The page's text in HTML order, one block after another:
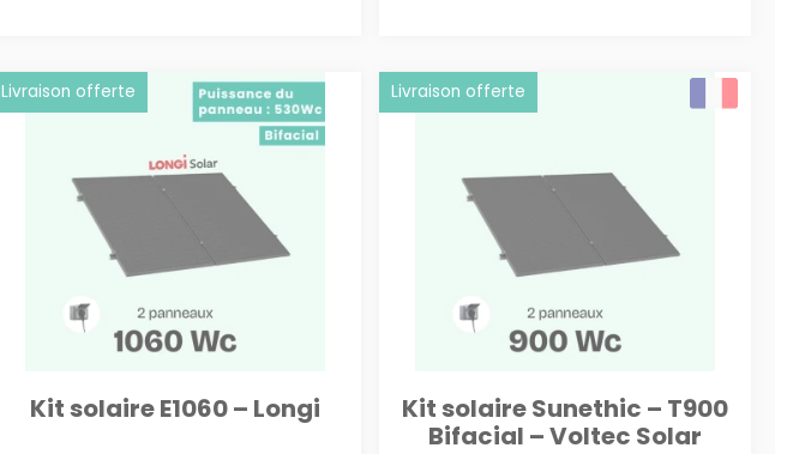
Kit solaire E1060 – Longi
Livraison offerte
Kit solaire Sunethic – T900
Bifacial – Voltec Solar
Livraison offerte